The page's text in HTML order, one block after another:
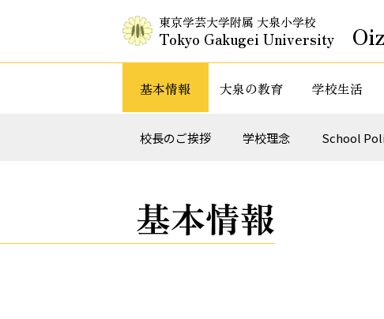
東京学芸大学附属 大泉小学校
Tokyo Gakugei University
基本情報
校長のご挨拶 学校理念 School
大泉の教育 学校生活
基本情報